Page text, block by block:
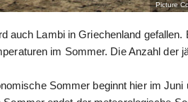
Picture
auch Lambi in Griechenland gefallen.
im Sommer. Die Anzahl der
Sommer beginnt hier im Juni